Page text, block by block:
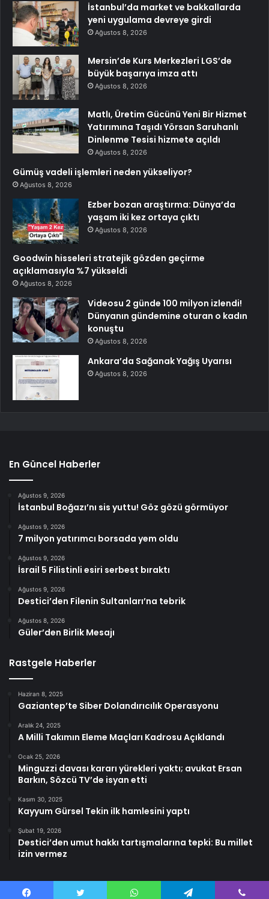
İstanbul’da market ve bakkallarda
yeni uygulama devreye girdi
Ağustos 8, 2026
Mersin’de Kurs Merkezleri LGS’de
büyük başarıya imza attı
Ağustos 8, 2026
Matlı, Üretim Gücünü Yeni Bir Hizmet
Yatırımına Taşıdı Yörsan Saruhanlı
Dinlenme Tesisi hizmete açıldı
Ağustos 8, 2026
Gümüş vadeli işlemleri neden yükseliyor?
Ağustos 8, 2026
Ezber bozan araştırma: Dünya’da
yaşam iki kez ortaya çıktı
Ağustos 8, 2026
Goodwin hisseleri stratejik gözden geçirme
açıklamasıyla %7 yükseldi
Ağustos 8, 2026
Videosu 2 günde 100 milyon izlendi!
Dünyanın gündemine oturan o kadın
konuştu
Ağustos 8, 2026
Ankara’da Sağanak Yağış Uyarısı
Ağustos 8, 2026
En Güncel Haberler
Ağustos 9, 2026
İstanbul Boğazı’nı sis yuttu! Göz gözü görmüyor
Ağustos 9, 2026
7 milyon yatırımcı borsada yem oldu
Ağustos 9, 2026
İsrail 5 Filistinli esiri serbest bıraktı
Ağustos 9, 2026
Destici’den Filenin Sultanları’na tebrik
Ağustos 8, 2026
Güler’den Birlik Mesajı
Rastgele Haberler
Haziran 8, 2025
Gaziantep’te Siber Dolandırıcılık Operasyonu
Aralık 24, 2025
A Milli Takımın Eleme Maçları Kadrosu Açıklandı
Ocak 25, 2026
Minguzzi davası kararı yürekleri yaktı; avukat Ersan
Barkın, Sözcü TV’de isyan etti
Kasım 30, 2025
Kayyum Gürsel Tekin ilk hamlesini yaptı
Şubat 19, 2026
Destici’den umut hakkı tartışmalarına tepki: Bu millet
izin vermez